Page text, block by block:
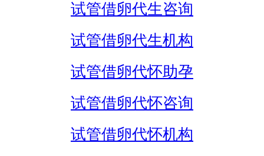
试管借卵代生咨询
试管借卵代生机构
试管借卵代怀助孕
试管借卵代怀咨询
试管借卵代怀机构